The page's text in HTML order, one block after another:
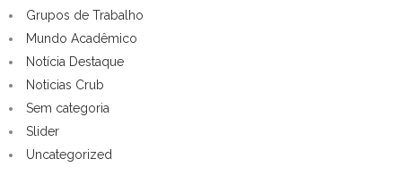
Grupos de Trabalho
Mundo Acadêmico
Notícia Destaque
Noticias Crub
Sem categoria
Slider
Uncategorized